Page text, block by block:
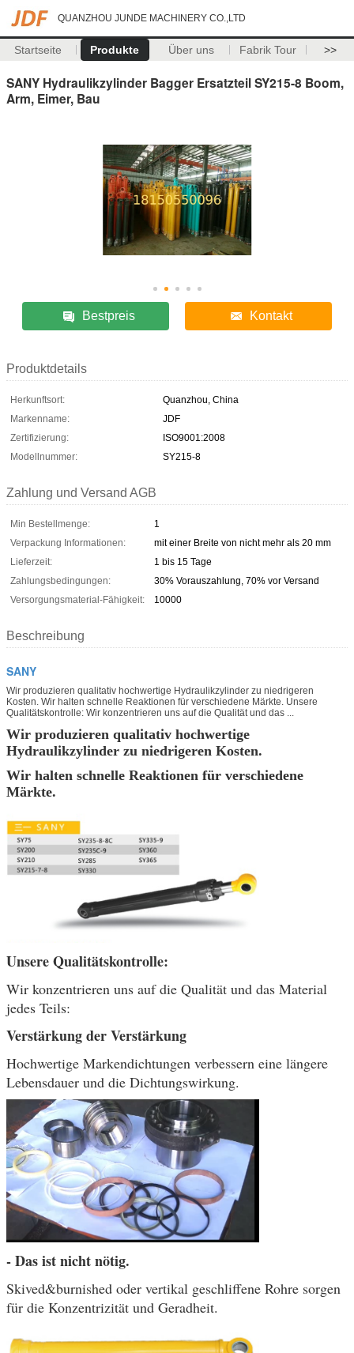
QUANZHOU JUNDE MACHINERY CO.,LTD
Startseite Produkte Über uns Fabrik Tour >>
SANY Hydraulikzylinder Bagger Ersatzteil SY215-8 Boom,
Arm, Eimer, Bau
Bestpreis Kontakt
Produktdetails
Herkunftsort:
Quanzhou, China
Markenname:
JDF
Zertifizierung:
ISO9001:2008
Modellnummer:
SY215-8
Zahlung und Versand AGB
Min Bestellmenge:
1
Verpackung Informationen:
mit einer Breite von nicht mehr als 20 mm
Lieferzeit:
1 bis 15 Tage
Zahlungsbedingungen:
30% Vorauszahlung, 70% vor Versand
Versorgungsmaterial-Fähigkeit:
10000
Beschreibung
SANY
Wir produzieren qualitativ hochwertige Hydraulikzylinder zu niedrigeren
Kosten. Wir halten schnelle Reaktionen für verschiedene Märkte. Unsere
Qualitätskontrolle: Wir konzentrieren uns auf die Qualität und das ...
Wir produzieren qualitativ hochwertige
Hydraulikzylinder zu niedrigeren Kosten.
Wir halten schnelle Reaktionen für verschiedene
Märkte.
Unsere Qualitätskontrolle:
Wir konzentrieren uns auf die Qualität und das Material
jedes Teils:
Verstärkung der Verstärkung
Hochwertige Markendichtungen verbessern eine längere
Lebensdauer und die Dichtungswirkung.
- Das ist nicht nötig.
Skived&burnished oder vertikal geschliffene Rohre sorgen
für die Konzentrizität und Geradheit.